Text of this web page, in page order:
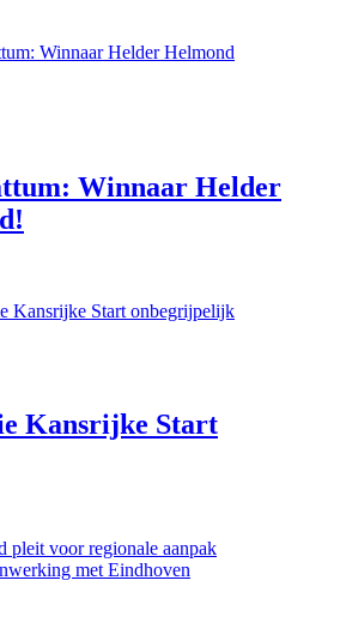
Winnaar Helder
Kansrijke Start